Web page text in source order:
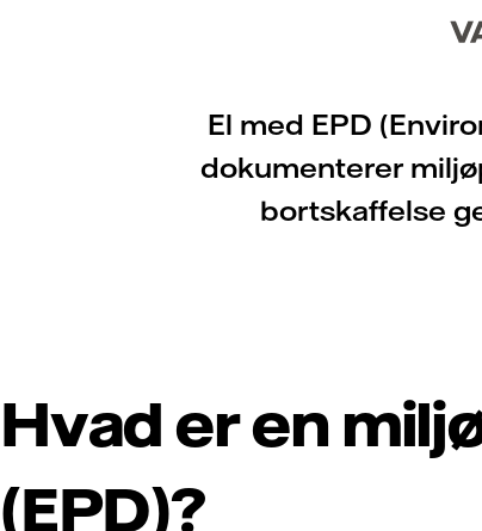
El med EPD
dokumenterer
bortskaffelse
Hvad er en
(EPD)?